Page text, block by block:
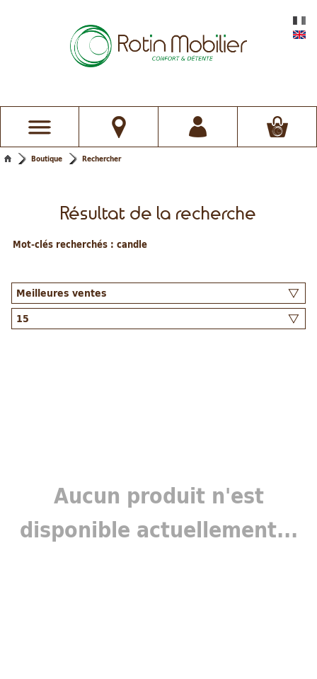
Boutique Rechercher
Résultat de la recherche
Mot-clés recherchés : candle
Aucun produit n'est
disponible actuellement...